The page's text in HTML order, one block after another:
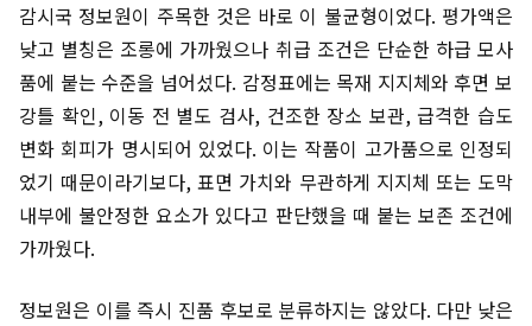
감시국 정보원이 주목한 것은 바로 이 불균형이었다. 평가액은
낮고 별칭은 조롱에 가까웠으나 취급 조건은 단순한 하급 모사
품에 붙는 수준을 넘어섰다. 감정표에는 목재 지지체와 후면 보
강틀 확인, 이동 전 별도 검사, 건조한 장소 보관, 급격한 습도
변화 회피가 명시되어 있었다. 이는 작품이 고가품으로 인정되
었기 때문이라기보다, 표면 가치와 무관하게 지지체 또는 도막
내부에 불안정한 요소가 있다고 판단했을 때 붙는 보존 조건에
가까웠다.
정보원은 이를 즉시 진품 후보로 분류하지는 않았다. 다만 낮은